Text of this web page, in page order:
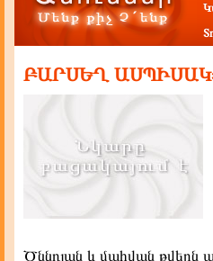
ԲԱՐՍԵՂ
Ծննդյան և մահվան թվերն